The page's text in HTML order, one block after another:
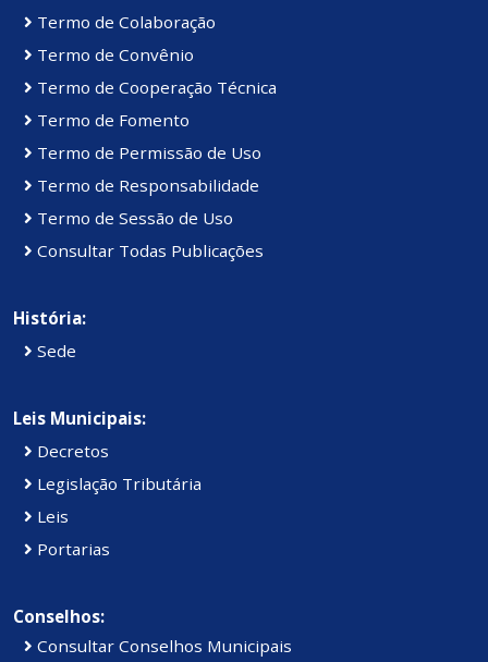
Termo de Colaboração
Termo de Convênio
Termo de Cooperação Técnica
Termo de Fomento
Termo de Permissão de Uso
Termo de Responsabilidade
Termo de Sessão de Uso
Consultar Todas Publicações
História:
Sede
Leis Municipais:
Decretos
Legislação Tributária
Leis
Portarias
Conselhos:
Consultar Conselhos Municipais